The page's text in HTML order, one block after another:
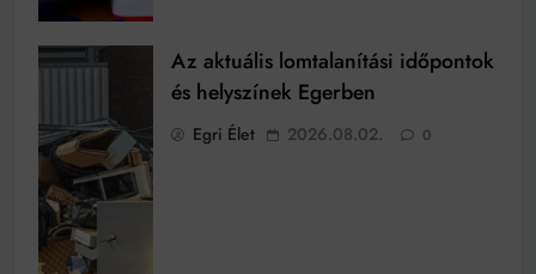
Az aktuális lomtalanítási időpontok
és helyszínek Egerben
Egri Élet 2026.08.02. 0